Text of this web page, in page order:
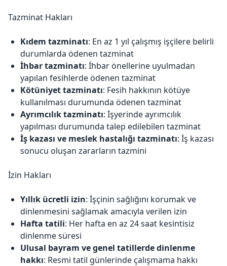
Tazminat Hakları
Kıdem tazminatı: En az 1 yıl çalışmış işçilere belirli
durumlarda ödenen tazminat
İhbar tazminatı: İhbar önellerine uyulmadan
yapılan fesihlerde ödenen tazminat
Kötüniyet tazminatı: Fesih hakkının kötüye
kullanılması durumunda ödenen tazminat
Ayrımcılık tazminatı: İşyerinde ayrımcılık
yapılması durumunda talep edilebilen tazminat
İş kazası ve meslek hastalığı tazminatı: İş kazası
sonucu oluşan zararların tazmini
İzin Hakları
Yıllık ücretli izin: İşçinin sağlığını korumak ve
dinlenmesini sağlamak amacıyla verilen izin
Hafta tatili: Her hafta en az 24 saat kesintisiz
dinlenme süresi
Ulusal bayram ve genel tatillerde dinlenme
hakkı: Resmi tatil günlerinde çalışmama hakkı